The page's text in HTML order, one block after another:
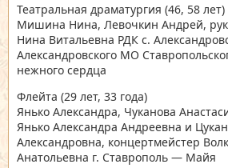
Театральная драматургия (46, 58 лет)
Мишина Нина, Левочкин Андрей,
Нина Витальевна РДК с.
Александровского МО
нежного сердца
Флейта (29 лет, 33 года)
Янько Александра, Чуканова
Янько Александра Андреевна и
Александровна, концертмейстер
Анатольевна г. Ставрополь — Майя